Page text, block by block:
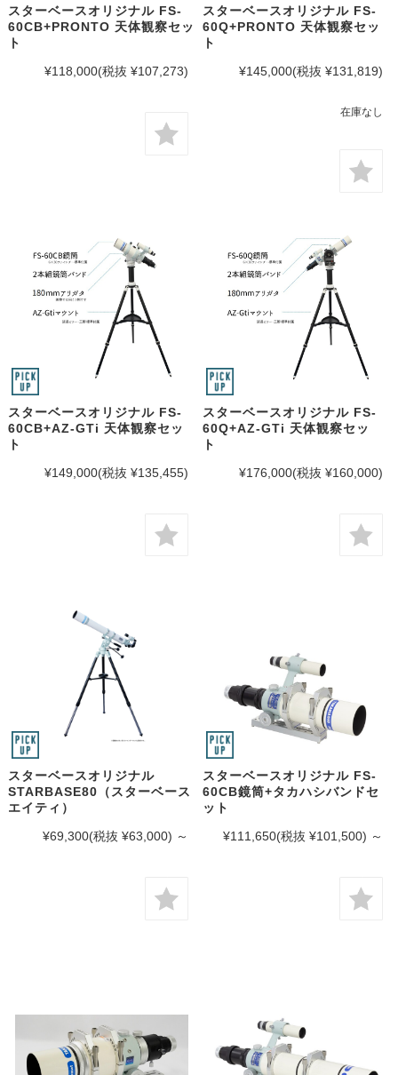
スターベースオリジナル FS-
60CB+PRONTO 天体観察セッ
ト
¥118,000(税抜 ¥107,273)
スターベースオリジナル FS-
60Q+PRONTO 天体観察セッ
ト
¥145,000(税抜 ¥131,819)
在庫なし
スターベースオリジナル FS-
60CB+AZ-GTi 天体観察セッ
ト
¥149,000(税抜 ¥135,455)
スターベースオリジナル FS-
60Q+AZ-GTi 天体観察セッ
ト
¥176,000(税抜 ¥160,000)
スターベースオリジナル
STARBASE80（スターベース
エイティ）
¥69,300(税抜 ¥63,000) ～
スターベースオリジナル FS-
60CB鏡筒+タカハシバンドセ
ット
¥111,650(税抜 ¥101,500) ～